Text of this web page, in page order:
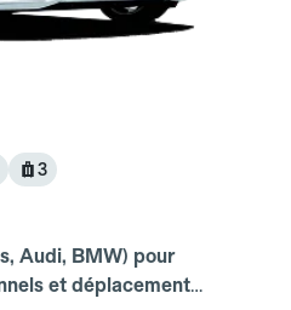
3
Audi, BMW) pour
et déplacements